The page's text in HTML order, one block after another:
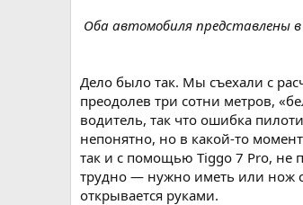
Оба автомобиля представлены
Дело было так. Мы съехали с
преодолев три сотни метров,
водитель, так что ошибка
непонятно, но в какой-то
так и с помощью Tiggo 7 Pro, не
трудно — нужно иметь или нож
открывается руками.